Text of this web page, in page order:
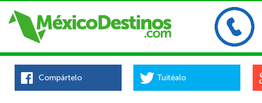
Compártelo Tuitéalo